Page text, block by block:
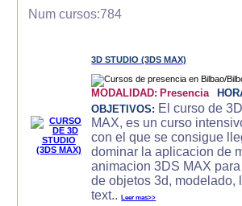
Num cursos:784
3D STUDIO (3DS MAX)
MODALIDAD: Presencia
OBJETIVOS: El curso de
MAX, es un curso
con el que se consigue
dominar la aplicacion de
animacion 3DS MAX
de objetos 3d, modelado,
text..Leer mas>>